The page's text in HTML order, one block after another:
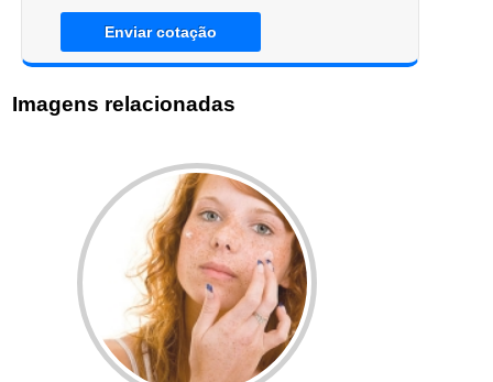
Enviar cotação
Imagens relacionadas